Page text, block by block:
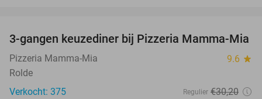
41%
3-gangen keuzediner bij Pizzeria Mamma-Mia
Pizzeria Mamma-Mia 9.6 star
Rolde
Verkocht: 375
Regulier €30,20